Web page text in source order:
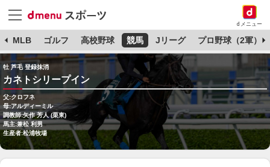
dメニュー
MLB ゴルフ 高校野球 競馬 Jリーグ プロ野球（2軍）
牡 芦毛 登録抹消
カネトシリープイン
父:クロフネ
母:アルディーミル
調教師:矢作 芳人 (栗東)
馬主:兼松 利男
生産者:松浦牧場